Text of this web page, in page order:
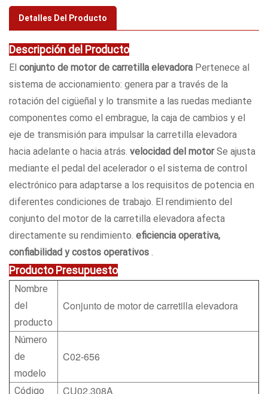
Detalles Del Producto
Descripción del Producto
El conjunto de motor de carretilla elevadora Pertenece al
sistema de accionamiento: genera par a través de la
rotación del cigüeñal y lo transmite a las ruedas mediante
componentes como el embrague, la caja de cambios y el
eje de transmisión para impulsar la carretilla elevadora
hacia adelante o hacia atrás. velocidad del motorSe ajusta
mediante el pedal del acelerador o el sistema de control
electrónico para adaptarse a los requisitos de potencia en
diferentes condiciones de trabajo. El rendimiento del
conjunto del motor de la carretilla elevadora afecta
directamente su rendimiento. eficiencia operativa,
confiabilidad y costos operativos
ProductoPresupuesto
Nombre
del
producto
Conjunto de motor de carretilla elevadora
Número
de
modelo
C02-656
Código CU02.308A